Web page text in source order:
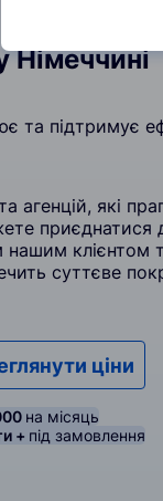
Німеччині
підтримує
агенцій, які
нашим клієнтом
суттєве
ціни
на місяць
+ під замовлення